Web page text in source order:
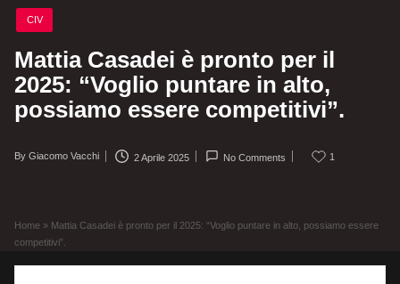
Posted
in
CIV
Mattia Casadei è pronto per il
2025: “Voglio puntare in alto,
possiamo essere competitivi”.
Posted
By Giacomo Vacchi 2 Aprile 2025 No Comments 1
Home » Mattia Casadei è pronto per il 2025: “Voglio puntare in alto, possiamo essere
competitivi”.